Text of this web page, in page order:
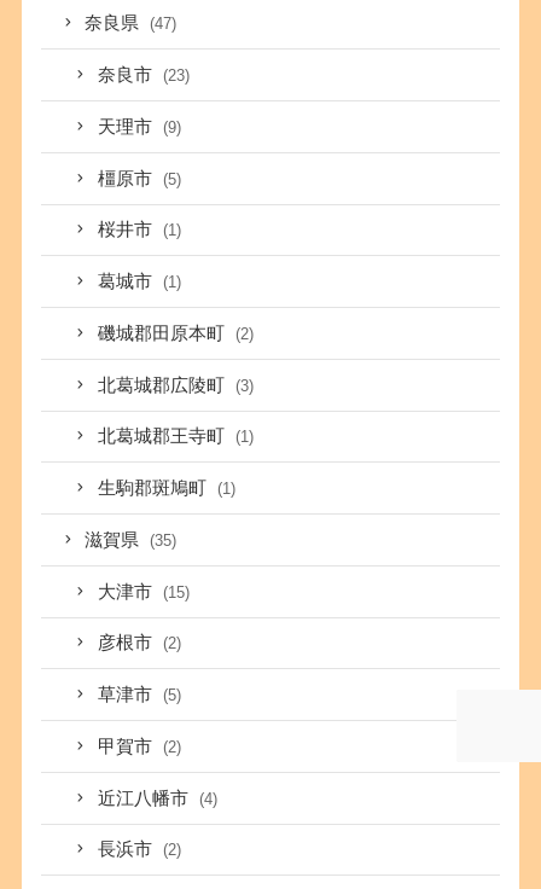
奈良県 (47)
奈良市 (23)
天理市 (9)
橿原市 (5)
桜井市 (1)
葛城市 (1)
磯城郡田原本町 (2)
北葛城郡広陵町 (3)
北葛城郡王寺町 (1)
生駒郡斑鳩町 (1)
滋賀県 (35)
大津市 (15)
彦根市 (2)
草津市 (5)
甲賀市 (2)
近江八幡市 (4)
長浜市 (2)